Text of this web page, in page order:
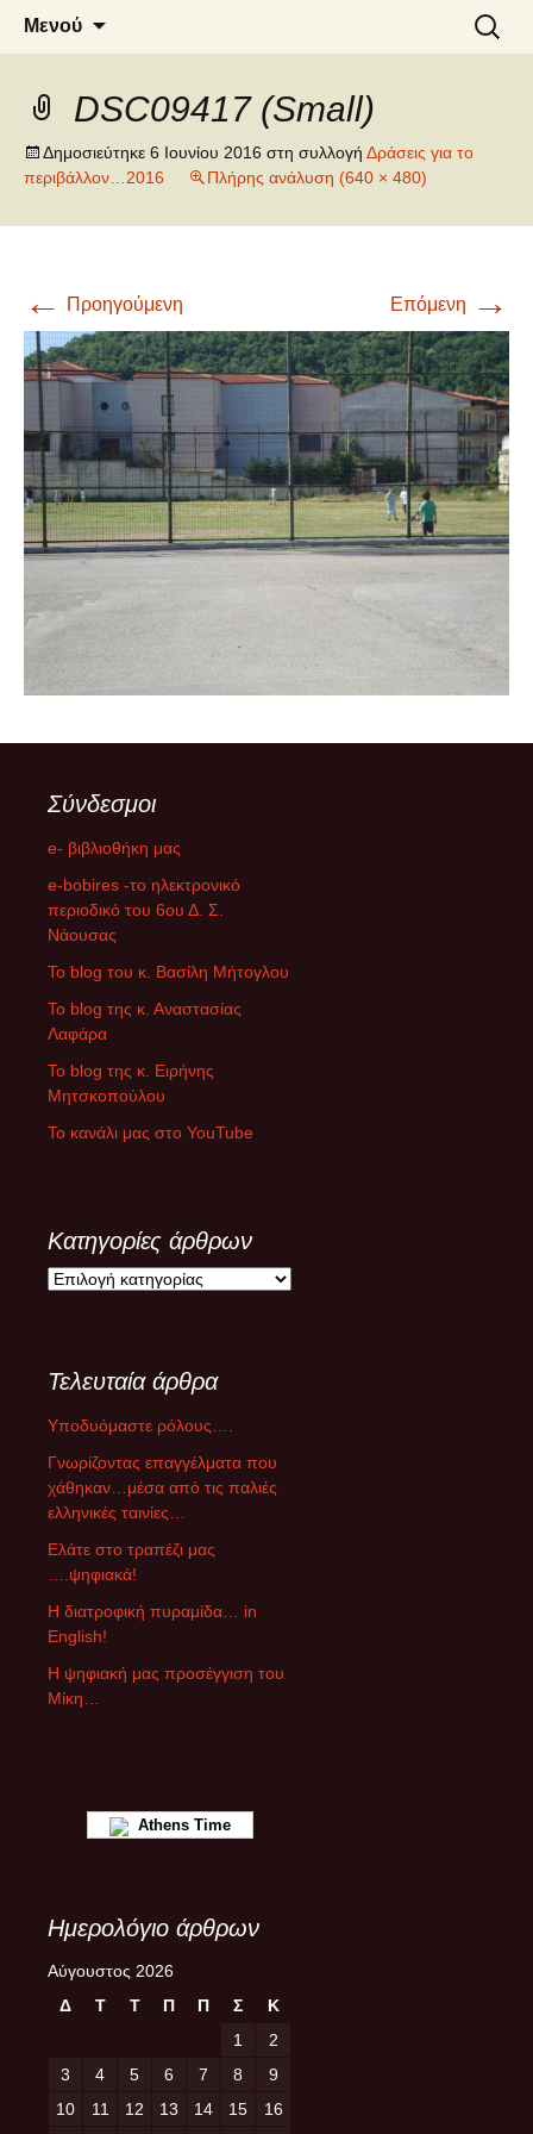
6o ΔΗΜΟΤΙΚΟ ΣΧΟΛΕΙΟ
ΝΑΟΥΣΑΣ
Μενού
για:
DSC09417 (Small)
Δημοσιεύτηκε 6 Ιουνίου 2016 στη συλλογή Δράσεις για το
περιβάλλον…2016
Πλήρης ανάλυση (640 × 480)
← Προηγούμενη Επόμενη →
Σύνδεσμοι
e- βιβλιοθήκη μας
e-bobires -το ηλεκτρονικό
περιοδικό του 6ου Δ. Σ.
Νάουσας
To blog του κ. Βασίλη Μήτογλου
Το blog της κ. Αναστασίας
Λαφάρα
Το blog της κ. Ειρήνης
Μητσκοπούλου
Το κανάλι μας στο YouTube
Κατηγορίες άρθρων
Κ
γ
ρ
ί
ρ
θ
ρ
ω
Τελευταία άρθρα
Υποδυόμαστε ρόλους….
Γνωρίζοντας επαγγέλματα που
χάθηκαν…μέσα από τις παλιές
ελληνικές ταινίες…
Ελάτε στο τραπέζι μας
….ψηφιακά!
Η διατροφική πυραμίδα… in
English!
Η ψηφιακή μας προσέγγιση του
Μίκη…
Athens Time
Ημερολόγιο άρθρων
Αύγουστος 2026
Δ
Τ Τ Π Π Σ
Κ
1
2
3
4 5 6 7 8
9
10
11 12 13 14 15 16